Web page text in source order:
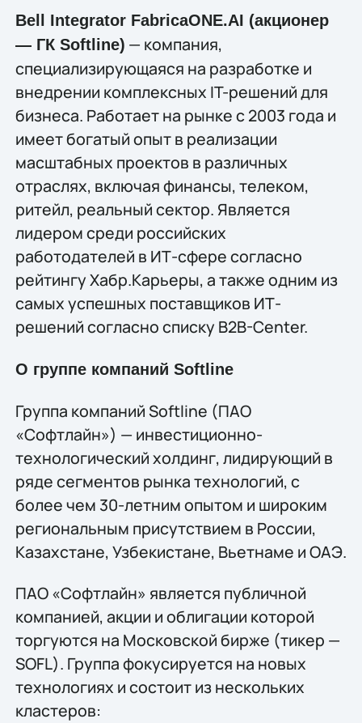
Bell Integrator FabricaONE.AI (акционер
— ГК Softline) — компания,
специализирующаяся на разработке и
внедрении комплексных IT-решений для
бизнеса. Работает на рынке с 2003 года и
имеет богатый опыт в реализации
масштабных проектов в различных
отраслях, включая финансы, телеком,
ритейл, реальный сектор. Является
лидером среди российских
работодателей в ИТ-сфере согласно
рейтингу Хабр.Карьеры, а также одним из
самых успешных поставщиков ИТ-
решений согласно списку B2B-Center.
О группе компаний Softline
Группа компаний Softline (ПАО
«Софтлайн») — инвестиционно-
технологический холдинг, лидирующий в
ряде сегментов рынка технологий, c
более чем 30-летним опытом и широким
региональным присутствием в России,
Казахстане, Узбекистане, Вьетнаме и ОАЭ.
ПАО «Софтлайн» является публичной
компанией, акции и облигации которой
торгуются на Московской бирже (тикер —
SOFL). Группа фокусируется на новых
технологиях и состоит из нескольких
кластеров: